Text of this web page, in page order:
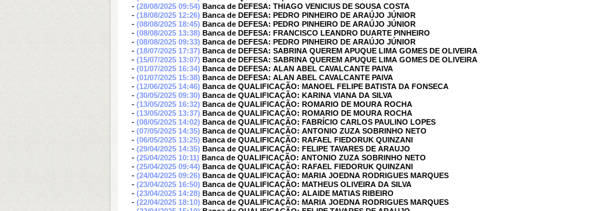
- (28/08/2025 09:54) Banca de DEFESA: THIAGO VENICIUS DE SOUSA COSTA
- (18/08/2025 12:26) Banca de DEFESA: PEDRO PINHEIRO DE ARAÚJO JÚNIOR
- (08/08/2025 18:45) Banca de DEFESA: PEDRO PINHEIRO DE ARAÚJO JÚNIOR
- (08/08/2025 13:38) Banca de DEFESA: FRANCISCO LEANDRO DUARTE PINHEIRO
- (08/08/2025 09:33) Banca de DEFESA: PEDRO PINHEIRO DE ARAÚJO JÚNIOR
- (18/07/2025 17:37) Banca de DEFESA: SABRINA QUEREM APUQUE LIMA GOMES DE OLIVEIRA
- (15/07/2025 13:07) Banca de DEFESA: SABRINA QUEREM APUQUE LIMA GOMES DE OLIVEIRA
- (01/07/2025 16:34) Banca de DEFESA: ALAN ABEL CAVALCANTE PAIVA
- (01/07/2025 15:38) Banca de DEFESA: ALAN ABEL CAVALCANTE PAIVA
- (12/06/2025 14:46) Banca de QUALIFICAÇÃO: MANOEL FELIPE BATISTA DA FONSECA
- (30/05/2025 09:30) Banca de QUALIFICAÇÃO: KARINA VIANA DA SILVA
- (13/05/2025 16:32) Banca de QUALIFICAÇÃO: ROMARIO DE MOURA ROCHA
- (13/05/2025 13:37) Banca de QUALIFICAÇÃO: ROMARIO DE MOURA ROCHA
- (08/05/2025 14:02) Banca de QUALIFICAÇÃO: FABRÍCIO CARLOS PAULINO LOPES
- (07/05/2025 14:35) Banca de QUALIFICAÇÃO: ANTONIO ZUZA SOBRINHO NETO
- (06/05/2025 13:25) Banca de QUALIFICAÇÃO: RAFAEL FIEDORUK QUINZANI
- (29/04/2025 14:35) Banca de QUALIFICAÇÃO: FELIPE TAVARES DE ARAUJO
- (25/04/2025 10:11) Banca de QUALIFICAÇÃO: ANTONIO ZUZA SOBRINHO NETO
- (25/04/2025 09:44) Banca de QUALIFICAÇÃO: RAFAEL FIEDORUK QUINZANI
- (24/04/2025 09:26) Banca de QUALIFICAÇÃO: MARIA JOEDNA RODRIGUES MARQUES
- (23/04/2025 16:50) Banca de QUALIFICAÇÃO: MATHEUS OLIVEIRA DA SILVA
- (23/04/2025 14:28) Banca de QUALIFICAÇÃO: ALAIDE MATIAS RIBEIRO
- (22/04/2025 18:10) Banca de QUALIFICAÇÃO: MARIA JOEDNA RODRIGUES MARQUES